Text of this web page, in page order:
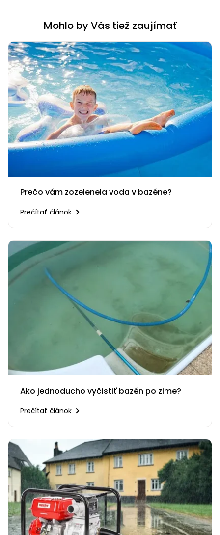
Mohlo by Vás tiež zaujímať
Prečo vám zozelenela voda v bazéne?
Prečítať článok
Ako jednoducho vyčistiť bazén po zime?
Prečítať článok